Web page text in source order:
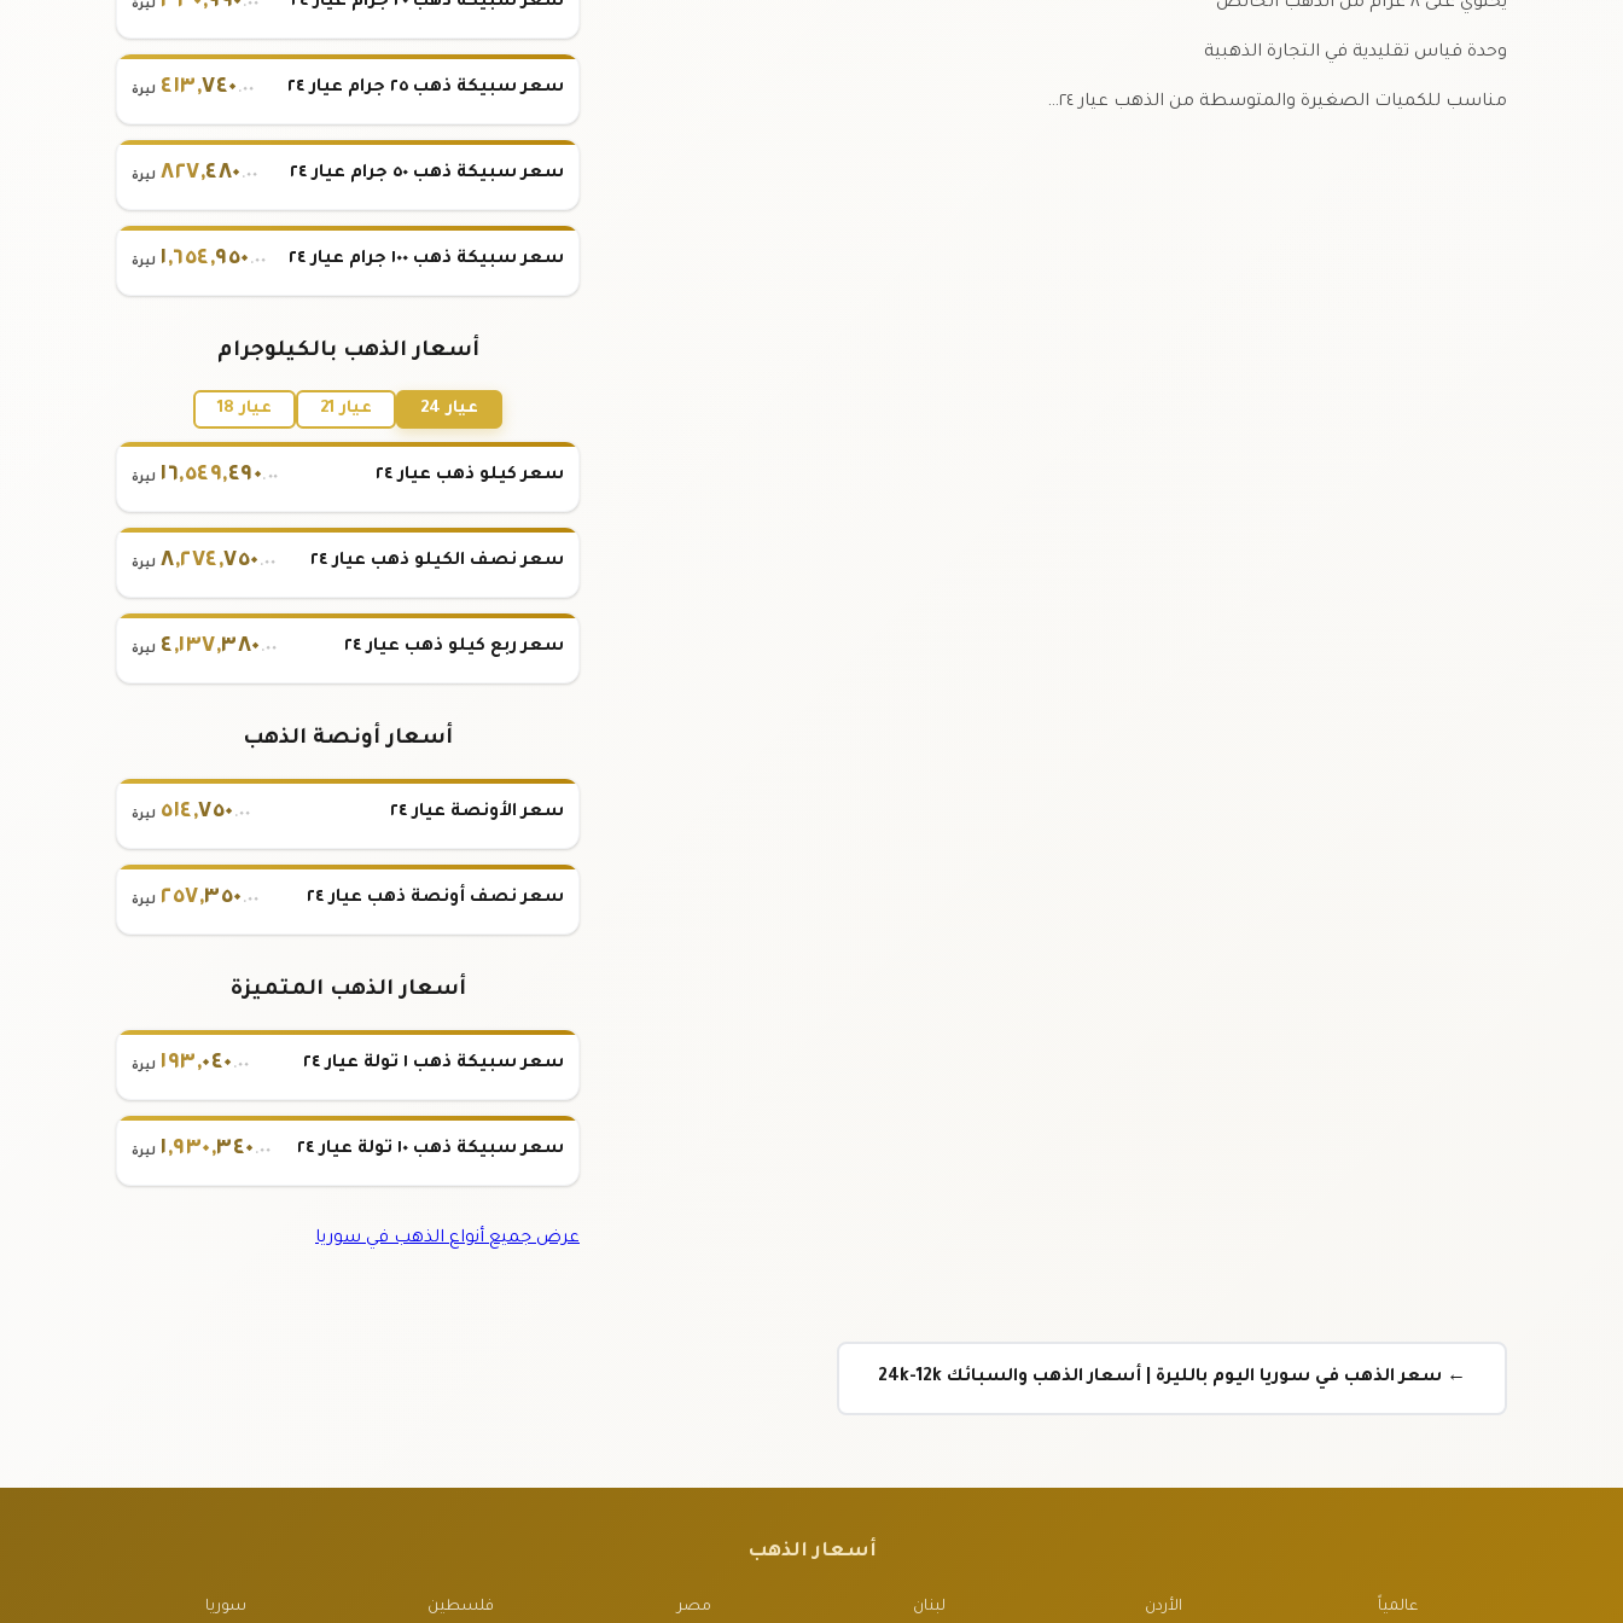
وحدة قياس تقليدية في التجارة الذهبية
مناسب للكميات الصغيرة والمتوسطة من الذهب عيار ٢٤…
.٠٠ ليرة
سعر سبيكة ذهب ٢٥ جرام عيار ٢٤ ٤١٣,٧٤٠ .٠٠ ليرة
سعر سبيكة ذهب ٥٠ جرام عيار ٢٤ ٨٢٧,٤٨٠ .٠٠ ليرة
سعر سبيكة ذهب ١٠٠ جرام عيار ٢٤ ١,٦٥٤,٩٥٠ .٠٠ ليرة
أسعار الذهب بالكيلوجرام
عيار 24 عيار 21 عيار 18
سعر كيلو ذهب عيار ٢٤ ١٦,٥٤٩,٤٩٠.٠٠ ليرة
سعر نصف الكيلو ذهب عيار ٢٤ ٨,٢٧٤,٧٥٠ .٠٠ ليرة
سعر ربع كيلو ذهب عيار ٢٤ ٤,١٣٧,٣٨٠ .٠٠ ليرة
أسعار أونصة الذهب
سعر الأونصة عيار ٢٤ ٥١٤,٧٥٠ .٠٠ ليرة
سعر نصف أونصة ذهب عيار ٢٤ ٢٥٧,٣٥٠ .٠٠ ليرة
أسعار الذهب المتميزة
سعر سبيكة ذهب ١ تولة عيار ٢٤ ١٩٣,٠٤٠ .٠٠ ليرة
سعر سبيكة ذهب ١٠ تولة عيار ٢٤ ١,٩٣٠,٣٤٠ .٠٠ ليرة
عرض جميع أنواع الذهب في سوريا
← سعر الذهب في سوريا اليوم بالليرة | أسعار الذهب والسبائك 24k-12k
أسعار الذهب
عالمياً الأردن لبنان مصر فلسطين سوريا